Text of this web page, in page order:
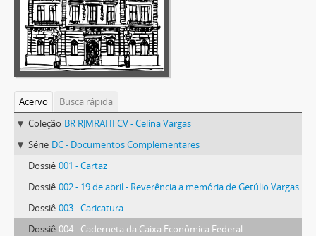
Acervo
Busca rápida
Coleção BR RJMRAHI CV - Celina Vargas
Série DC - Documentos Complementares
Dossiê 001 - Cartaz
Dossiê 002 - 19 de abril - Reverência a memória de Getúlio Vargas
Dossiê 003 - Caricatura
Dossiê 004 - Caderneta da Caixa Econômica Federal